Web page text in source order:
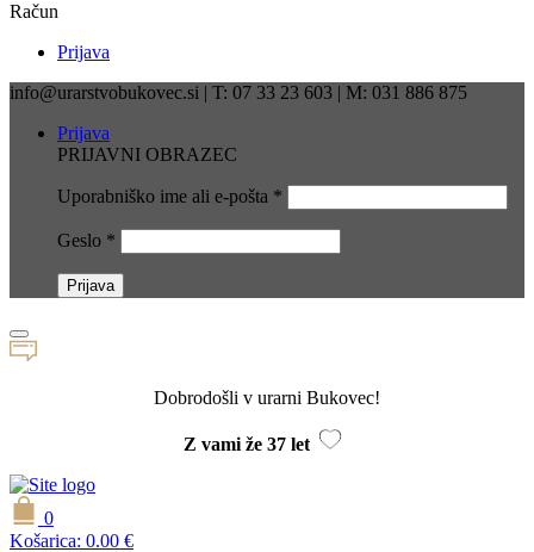
Račun
Prijava
info@urarstvobukovec.si | T: 07 33 23 603 | M: 031 886 875
Prijava
PRIJAVNI OBRAZEC
Uporabniško ime ali e-pošta *
Geslo *
Dobrodošli v urarni Bukovec!
Z vami že 37 let
0
Košarica: 0.00 €